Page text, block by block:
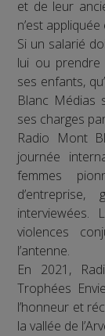
et de leur
n’est
Si un salarié
lui ou prendre
ses enfants,
Blanc Médias
ses charges
Radio Mont
journée
femmes
interviewées.
violences
l’antenne.
En 2021,
Trophées
l’honneur et
la vallée de